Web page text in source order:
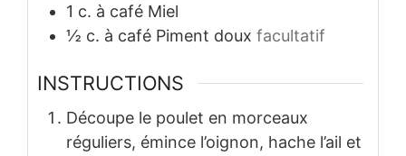
1 c. à café Miel
½ c. à café Piment doux facultatif
INSTRUCTIONS
Découpe le poulet en morceaux
réguliers, émince l’oignon, hache l’ail et